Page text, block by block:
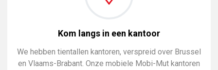
Kom langs in een kantoor
We hebben tientallen kantoren, verspreid over Brussel
en Vlaams-Brabant. Onze mobiele Mobi-Mut kantoren